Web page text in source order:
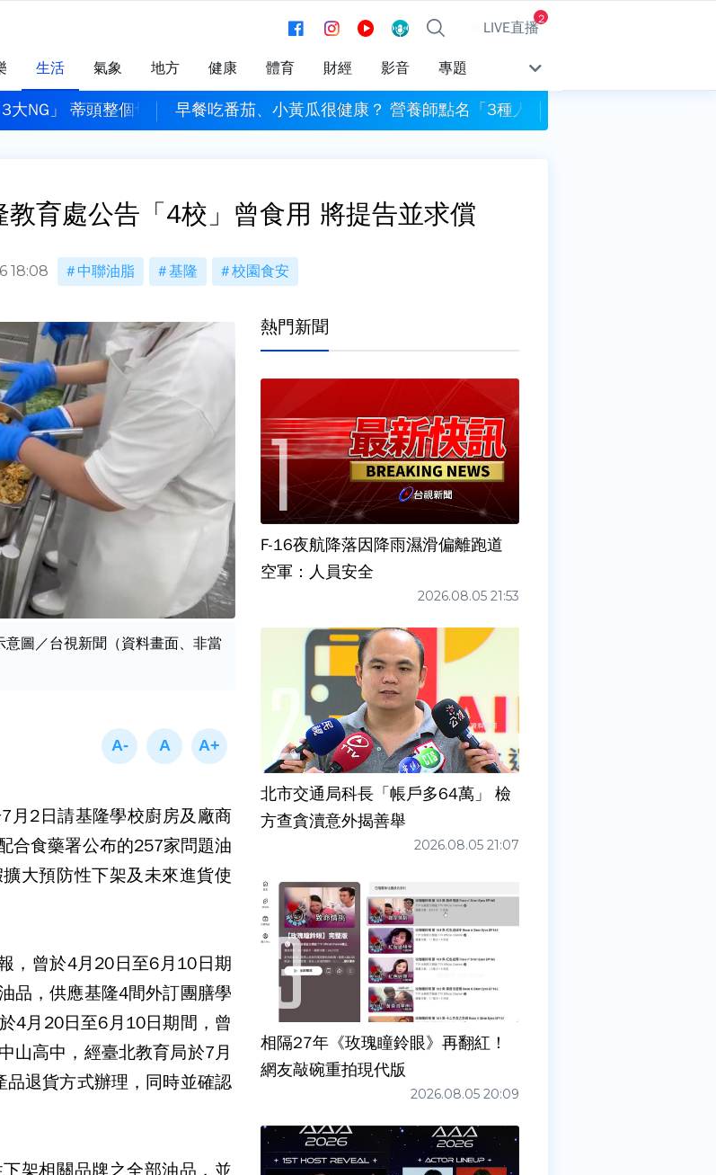
LIVE直播2
生活 氣象 地方 健康 體育 財經 影音 專題
大NG」 蒂頭整個切掉也錯早餐吃番茄、小黃瓜很健康？ 營養師點名「3種人」別生吃
育處公告「4校」曾食用 將提告並求償
18:08 中聯油脂 基隆 校園食安
圖／台視新聞（資料畫面、非當
月2日請基隆學校廚房及廠商
合食藥署公布的257家問題油
大預防性下架及未來進貨使
，曾於4月20日至6月10日期
品，供應基隆4間外訂團膳學
4月20日至6月10日期間，曾
山高中，經臺北教育局於7月
退貨方式辦理，同時並確認
架相關品牌之全部油品，並
熱門新聞
F-16夜航降落因降雨濕滑偏離跑道
空軍：人員安全
2026.08.05 21:53
北市交通局科長「帳戶多64萬」 檢
方查貪瀆意外揭善舉
2026.08.05 21:07
相隔27年《玫瑰瞳鈴眼》再翻紅！
網友敲碗重拍現代版
2026.08.05 20:09